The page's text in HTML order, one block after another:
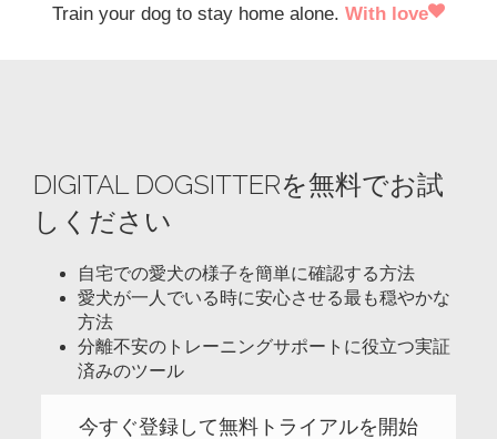
Train your dog to stay home alone. With love
DIGITAL DOGSITTERを無料でお試
しください
自宅での愛犬の様子を簡単に確認する方法
愛犬が一人でいる時に安心させる最も穏やかな
方法
分離不安のトレーニングサポートに役立つ実証
済みのツール
今すぐ登録して無料トライアルを開始